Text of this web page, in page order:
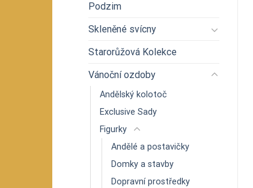
Podzim
Skleněné svícny
Starorůžová Kolekce
Vánoční ozdoby
Andělský kolotoč
Exclusive Sady
Figurky
Andělé a postavičky
Domky a stavby
Dopravní prostředky